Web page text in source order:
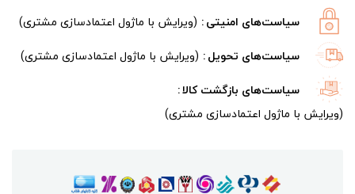
سیاست‌های امنیتی (ویرایش با ماژول اعتمادسازی مشتری)
سیاست‌های تحویل (ویرایش با ماژول اعتمادسازی مشتری)
سیاست‌های بازگشت کالا
(ویرایش با ماژول اعتمادسازی مشتری)